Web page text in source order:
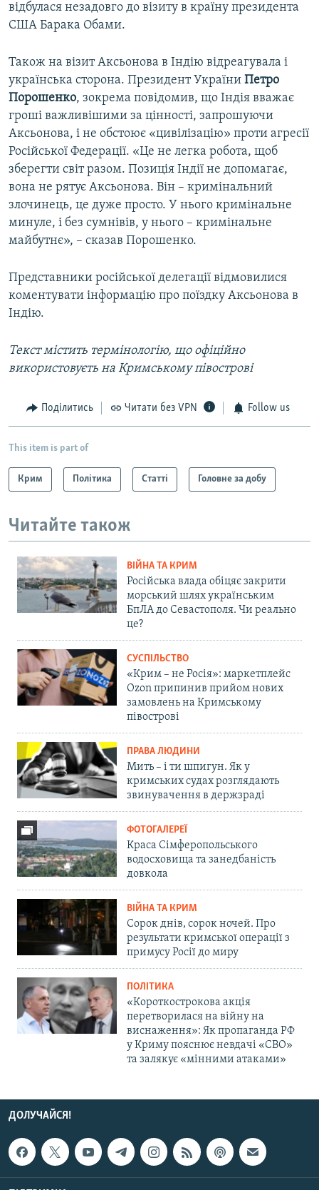
відбулася незадовго до візиту в країну президента
США Барака Обами.
Також на візит Аксьонова в Індію відреагувала і
українська сторона. Президент України Петро
Порошенко, зокрема повідомив, що Індія вважає
гроші важливішими за цінності, запрошуючи
Аксьонова, і не обстоює «цивілізацію» проти агресії
Російської Федерації. «Це не легка робота, щоб
зберегти світ разом. Позиція Індії не допомагає,
вона не рятує Аксьонова. Він – кримінальний
злочинець, це дуже просто. У нього кримінальне
минуле, і без сумнівів, у нього – кримінальне
майбутнє», – сказав Порошенко.
Представники російської делегації відмовилися
коментувати інформацію про поїздку Аксьонова в
Індію.
Текст містить термінологію, що офіційно
використовуєть на Кримському півострові
Поділитись Читати без VPN Follow us
This item is part of
Крим Політика Статті Головне за добу
Читайте також
ВІЙНА ТА КРИМ
Російська влада обіцяє закрити
морський шлях українським
БпЛА до Севастополя. Чи реально
це?
СУСПІЛЬСТВО
«Крим – не Росія»: маркетплейс
Ozon припинив прийом нових
замовлень на Кримському
півострові
ПРАВА ЛЮДИНИ
Мить – і ти шпигун. Як у
кримських судах розглядають
звинувачення в держзраді
ФОТОГАЛЕРЕЇ
Краса Сімферопольського
водосховища та занедбаність
довкола
ВІЙНА ТА КРИМ
Сорок днів, сорок ночей. Про
результати кримської операції з
примусу Росії до миру
ПОЛІТИКА
«Короткострокова акція
перетворилася на війну на
виснаження»: Як пропаганда РФ
у Криму пояснює невдачі «СВО»
та залякує «мінними атаками»
ДОЛУЧАЙСЯ!